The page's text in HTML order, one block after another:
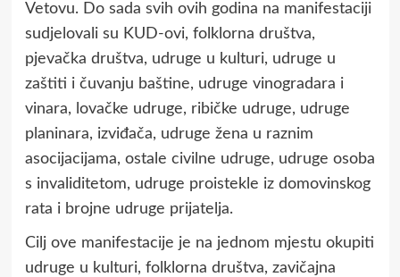
Vetovu. Do sada svih ovih godina na manifestaciji
sudjelovali su KUD-ovi, folklorna društva,
pjevačka društva, udruge u kulturi, udruge u
zaštiti i čuvanju baštine, udruge vinogradara i
vinara, lovačke udruge, ribičke udruge, udruge
planinara, izviđača, udruge žena u raznim
asocijacijama, ostale civilne udruge, udruge osoba
s invaliditetom, udruge proistekle iz domovinskog
rata i brojne udruge prijatelja.
Cilj ove manifestacije je na jednom mjestu okupiti
udruge u kulturi, folklorna društva, zavičajna